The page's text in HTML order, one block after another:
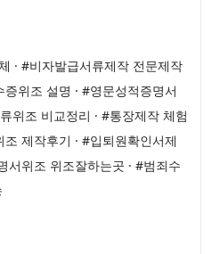
· #비자발급서류제작 전문제작
위조 설명 · #영문성적증명서
위조 비교정리 · #통장제작 체험
제작후기 · #입퇴원확인서제
서위조 위조잘하는곳 · #범죄수